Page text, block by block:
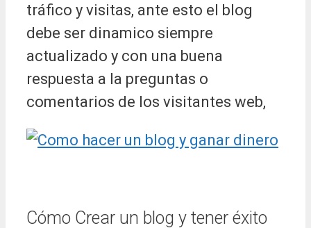
tráfico y visitas, ante esto el blog
debe ser dinamico siempre
actualizado y con una buena
respuesta a la preguntas o
comentarios de los visitantes web,
Cómo Crear un blog y tener éxito